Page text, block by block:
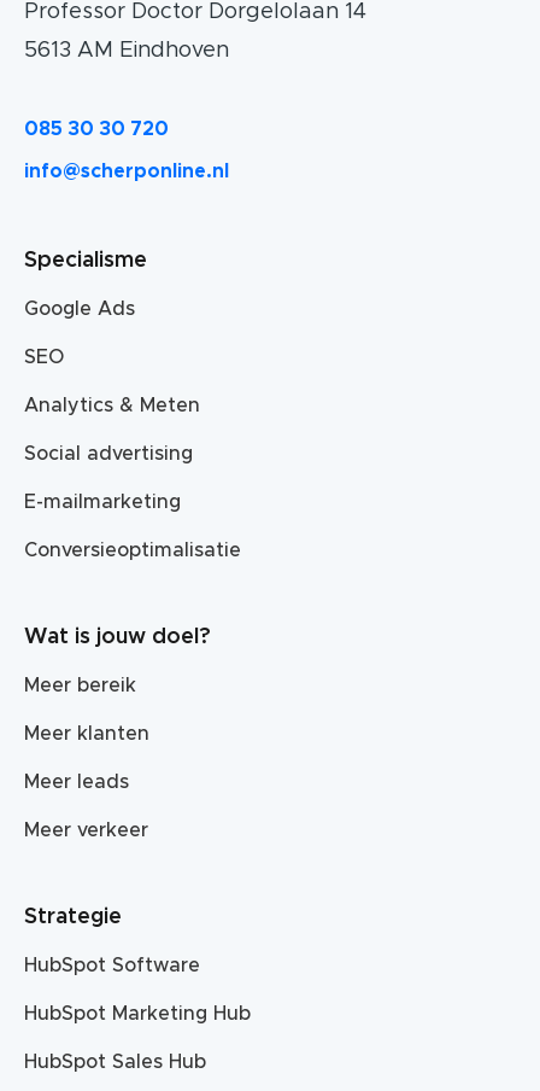
Professor Doctor Dorgelolaan 14
5613 AM Eindhoven
085 30 30 720
info@scherponline.nl
Specialisme
Google Ads
SEO
Analytics & Meten
Social advertising
E-mailmarketing
Conversieoptimalisatie
Wat is jouw doel?
Meer bereik
Meer klanten
Meer leads
Meer verkeer
Strategie
HubSpot Software
HubSpot Marketing Hub
HubSpot Sales Hub